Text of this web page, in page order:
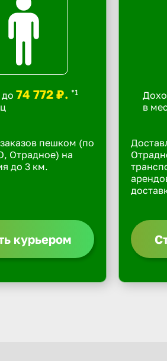
74 772 ₽. *1
пешком (по
Отрадное) на
до 3 км.
курьером
в